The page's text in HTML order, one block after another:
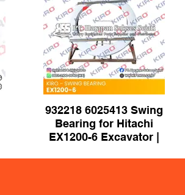
932218 6025413 Swing
Bearing for Hitachi
EX1200-6 Excavator |